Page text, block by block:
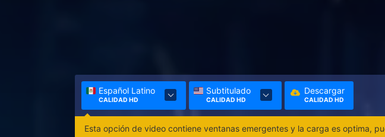
Español Latino
CALIDAD HD
Subtitulado
CALIDAD HD
Descargar
CALIDAD HD
Esta opción de video contiene ventanas emergentes y la carga es optima,